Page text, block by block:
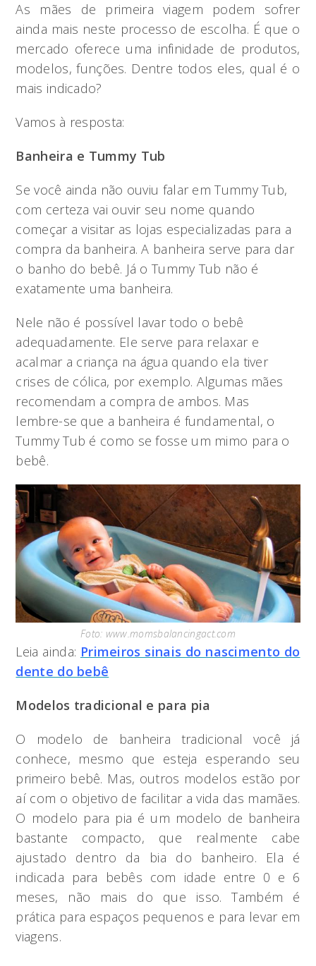
As mães de primeira viagem podem sofrer
ainda mais neste processo de escolha. É que o
mercado oferece uma infinidade de produtos,
modelos, funções. Dentre todos eles, qual é o
mais indicado?
Vamos à resposta:
Banheira e Tummy Tub
Se você ainda não ouviu falar em Tummy Tub,
com certeza vai ouvir seu nome quando
começar a visitar as lojas especializadas para a
compra da banheira. A banheira serve para dar
o banho do bebê. Já o Tummy Tub não é
exatamente uma banheira.
Nele não é possível lavar todo o bebê
adequadamente. Ele serve para relaxar e
acalmar a criança na água quando ela tiver
crises de cólica, por exemplo. Algumas mães
recomendam a compra de ambos. Mas
lembre-se que a banheira é fundamental, o
Tummy Tub é como se fosse um mimo para o
bebê.
Foto: www.momsbalancingact.com
Leia ainda: Primeiros sinais do nascimento do
dente do bebê
Modelos tradicional e para pia
O modelo de banheira tradicional você já
conhece, mesmo que esteja esperando seu
primeiro bebê. Mas, outros modelos estão por
aí com o objetivo de facilitar a vida das mamães.
O modelo para pia é um modelo de banheira
bastante compacto, que realmente cabe
ajustado dentro da bia do banheiro. Ela é
indicada para bebês com idade entre 0 e 6
meses, não mais do que isso. Também é
prática para espaços pequenos e para levar em
viagens.